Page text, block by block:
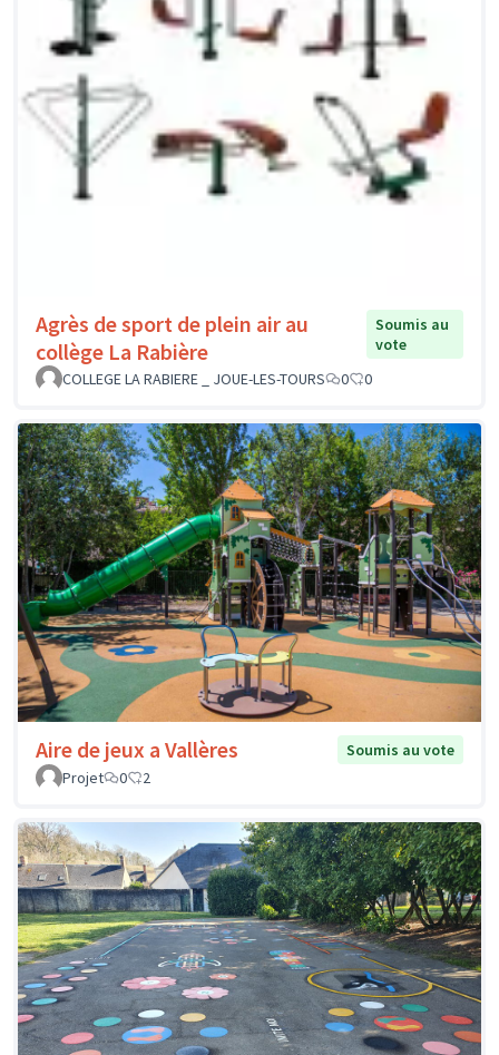
Agrès de sport de plein air au
collège La Rabière
Soumis au
vote
COLLEGE LA RABIERE _ JOUE-LES-TOURS
0 0
Aire de jeux a Vallères
Soumis au vote
Projet
0 2